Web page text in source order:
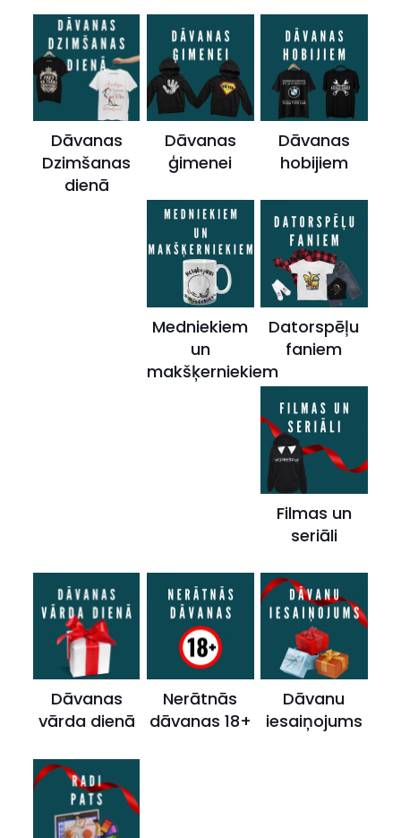
Dāvanas
Dzimšanas
dienā
Dāvanas
ģimenei
Dāvanas
hobijiem
Medniekiem
un
makšķerniekiem
Datorspēļu
faniem
Filmas un
seriāli
Dāvanas
vārda dienā
Nerātnās
dāvanas 18+
Dāvanu
iesaiņojums